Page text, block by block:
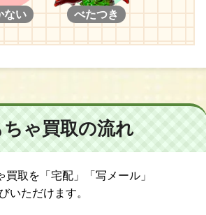
ない べたつき
ゃ買取の流れ
買取を「宅配」「写メール」
いただけます。